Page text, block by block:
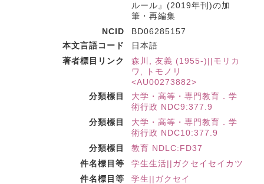
ルール』(2019年刊)の加
筆・再編集
NCID
BD06285157
本文言語コード
日本語
著者標目リンク
森川, 友義 (1955-)||モリカ
ワ, トモノリ
<AU00273882>
分類標目
大学・高等・専門教育．学
術行政 NDC9:377.9
分類標目
大学・高等・専門教育．学
術行政 NDC10:377.9
分類標目
教育 NDLC:FD37
件名標目等
学生生活||ガクセイセイカツ
件名標目等
学生||ガクセイ